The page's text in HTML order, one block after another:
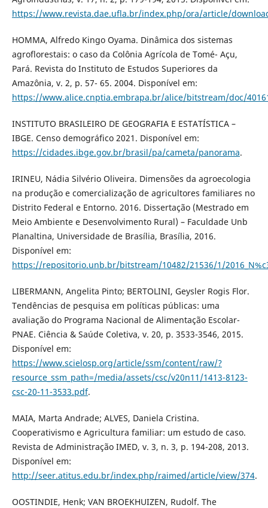
https://www.revista.dae.ufla.br/index.php/ora/article/
HOMMA, Alfredo Kingo Oyama. Dinâmica dos sistemas
agroflorestais: o caso da Colônia Agrícola de Tomé- Açu,
Pará. Revista do Instituto de Estudos Superiores da
Amazônia, v. 2, p. 57- 65. 2004. Disponível em:
https://www.alice.cnptia.embrapa.br/alice/bitstream/doc/
INSTITUTO BRASILEIRO DE GEOGRAFIA E ESTATÍSTICA –
IBGE. Censo demográfico 2021. Disponível em:
https://cidades.ibge.gov.br/brasil/pa/cameta/panorama.
IRINEU, Nádia Silvério Oliveira. Dimensões da agroecologia
na produção e comercialização de agricultores familiares no
Distrito Federal e Entorno. 2016. Dissertação (Mestrado em
Meio Ambiente e Desenvolvimento Rural) – Faculdade Unb
Planaltina, Universidade de Brasília, Brasília, 2016.
Disponível em:
https://repositorio.unb.br/bitstream/10482/21536/1/
LIBERMANN, Angelita Pinto; BERTOLINI, Geysler Rogis Flor.
Tendências de pesquisa em políticas públicas: uma
avaliação do Programa Nacional de Alimentação Escolar-
PNAE. Ciência & Saúde Coletiva, v. 20, p. 3533-3546, 2015.
Disponível em:
https://www.scielosp.org/article/ssm/content/raw/?
resource_ssm_path=/media/assets/csc/v20n11/1413-8123-
csc-20-11-3533.pdf.
MAIA, Marta Andrade; ALVES, Daniela Cristina.
Cooperativismo e Agricultura familiar: um estudo de caso.
Revista de Administração IMED, v. 3, n. 3, p. 194-208, 2013.
Disponível em:
http://seer.atitus.edu.br/index.php/raimed/article/view/374.
OOSTINDIE, Henk; VAN BROEKHUIZEN, Rudolf. The